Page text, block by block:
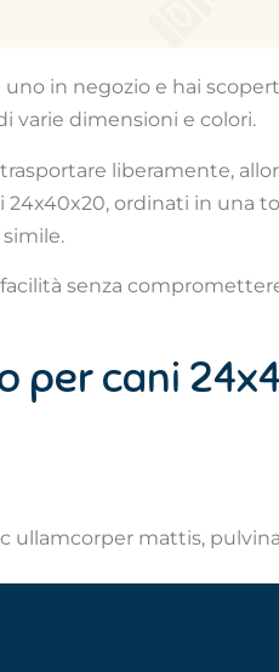
in negozio e hai
varie dimensioni e colori.
liberamente,
ordinati in una
senza
per cani
ullamcorper mattis,